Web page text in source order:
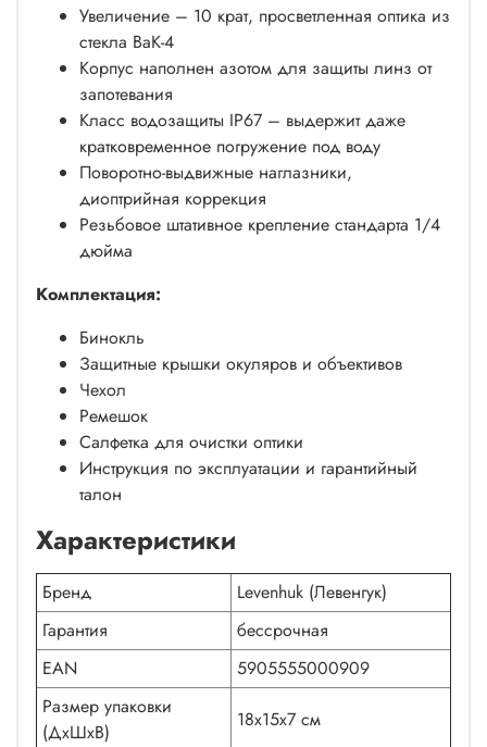
Увеличение – 10 крат, просветленная оптика из
стекла BaK-4
Корпус наполнен азотом для защиты линз от
запотевания
Класс водозащиты IP67 – выдержит даже
кратковременное погружение под воду
Поворотно-выдвижные наглазники,
диоптрийная коррекция
Резьбовое штативное крепление стандарта 1/4
дюйма
Комплектация:
Бинокль
Защитные крышки окуляров и объективов
Чехол
Ремешок
Салфетка для очистки оптики
Инструкция по эксплуатации и гарантийный
талон
Характеристики
Бренд
Levenhuk (Левенгук)
Гарантия
бессрочная
EAN
5905555000909
Размер упаковки
(ДxШxВ)
18x15x7 см